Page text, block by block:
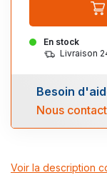
Voir la description
En stock
Livraison
Besoin
Nous